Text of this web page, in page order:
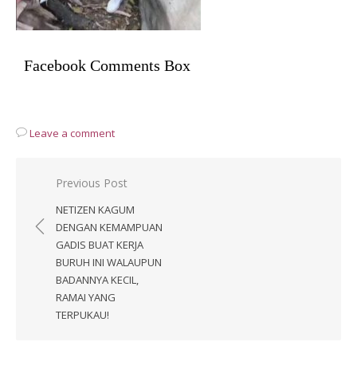
Facebook Comments Box
Leave a comment
Post
navigation
Previous Post
NETIZEN KAGUM
DENGAN KEMAMPUAN
GADIS BUAT KERJA
BURUH INI WALAUPUN
BADANNYA KECIL,
RAMAI YANG
TERPUKAU!